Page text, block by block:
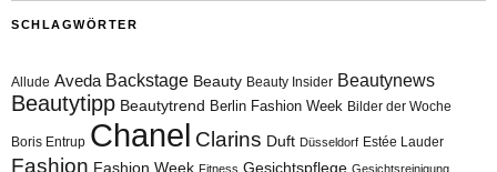
SCHLAGWÖRTER
Allude Aveda Backstage Beauty Beauty Insider Beautynews
Beautytipp Beautytrend Berlin Fashion Week Bilder der Woche
Boris Entrup Chanel Clarins Duft Düsseldorf Estée Lauder
Fashion Fashion Week Fitness Gesichtspflege Gesichtsreinigung